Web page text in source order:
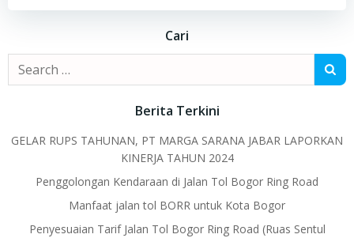
Cari
Search
for:
Berita Terkini
GELAR RUPS TAHUNAN, PT MARGA SARANA JABAR LAPORKAN
KINERJA TAHUN 2024
Penggolongan Kendaraan di Jalan Tol Bogor Ring Road
Manfaat jalan tol BORR untuk Kota Bogor
Penyesuaian Tarif Jalan Tol Bogor Ring Road (Ruas Sentul